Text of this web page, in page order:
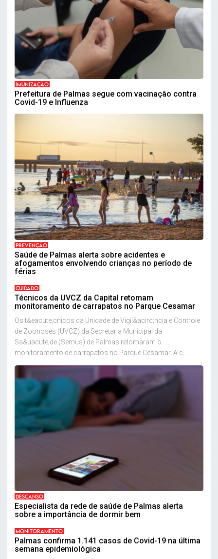
IMUNIZAÇÃO
Prefeitura de Palmas segue com vacinação contra
Covid-19 e Influenza
PREVENÇÃO
Saúde de Palmas alerta sobre acidentes e
afogamentos envolvendo crianças no período de
férias
CUIDADO
Técnicos da UVCZ da Capital retomam
monitoramento de carrapatos no Parque Cesamar
Os t&eacute;cnicos da Unidade de Vigil&acirc;ncia e Controle
de Zoonoses (UVCZ) da Secretaria Municipal da
Sa&uacute;de (Semus) de Palmas retomaram o
monitoramento de carrapatos no Parque Cesamar. A c...
DESCANSO
Especialista da rede de saúde de Palmas alerta
sobre a importância de dormir bem
MONITORAMENTO
Palmas confirma 1.141 casos de Covid-19 na última
semana epidemiológica